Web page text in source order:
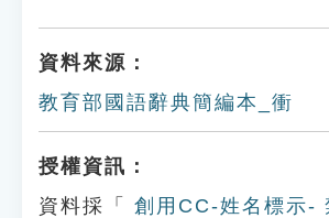
資料來源：
教育部國語辭典簡編本_衝
授權資訊：
資料採「
創用CC-姓名標示-